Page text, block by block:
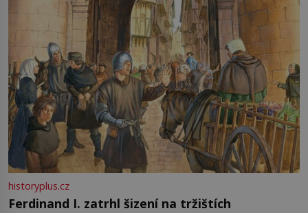
historyplus.cz
Ferdinand I. zatrhl šizení na tržištích